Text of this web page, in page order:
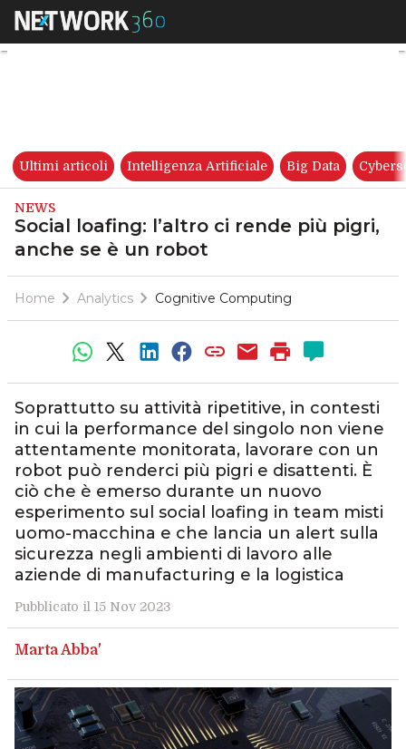
Social loafing: l’altro ci
Ultimi articoli Intelligenza Artificiale Big Data
NEWS
Social loafing: l’altro ci rende più pigri,
anche se è un robot
Home Analytics Cognitive Computing
Soprattutto su attività ripetitive, in contesti
in cui la performance del singolo non viene
attentamente monitorata, lavorare con un
robot può renderci più pigri e disattenti. È
ciò che è emerso durante un nuovo
esperimento sul social loafing in team misti
uomo-macchina e che lancia un alert sulla
sicurezza negli ambienti di lavoro alle
aziende di manufacturing e la logistica
Pubblicato il 15 Nov 2023
Marta Abba'